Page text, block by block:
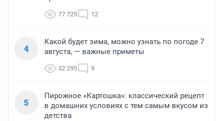
77 725 12
4
Какой будет зима, можно узнать по погоде 7
августа, — важные приметы
32 295 9
5
Пирожное «Картошка»: классический рецепт
в домашних условиях с тем самым вкусом из
детства